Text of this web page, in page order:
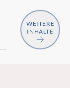
WEITERE
INHALTE